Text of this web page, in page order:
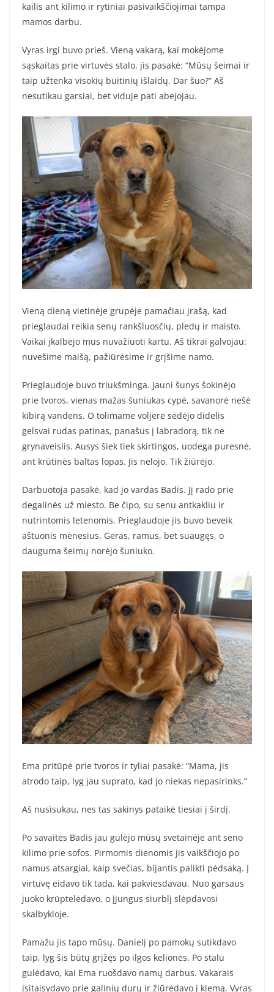
kailis ant kilimo ir rytiniai pasivaikščiojimai tampa
mamos darbu.
Vyras irgi buvo prieš. Vieną vakarą, kai mokėjome
sąskaitas prie virtuvės stalo, jis pasakė: “Mūsų šeimai ir
taip užtenka visokių buitinių išlaidų. Dar šuo?” Aš
nesutikau garsiai, bet viduje pati abejojau.
Vieną dieną vietinėje grupėje pamačiau įrašą, kad
prieglaudai reikia senų rankšluosčių, pledų ir maisto.
Vaikai įkalbėjo mus nuvažiuoti kartu. Aš tikrai galvojau:
nuvešime maišą, pažiūrėsime ir grįšime namo.
Prieglaudoje buvo triukšminga. Jauni šunys šokinėjo
prie tvoros, vienas mažas šuniukas cypė, savanorė nešė
kibirą vandens. O tolimame voljere sėdėjo didelis
gelsvai rudas patinas, panašus į labradorą, tik ne
grynaveislis. Ausys šiek tiek skirtingos, uodega puresnė,
ant krūtinės baltas lopas. Jis nelojo. Tik žiūrėjo.
Darbuotoja pasakė, kad jo vardas Badis. Jį rado prie
degalinės už miesto. Be čipo, su senu antkakliu ir
nutrintomis letenomis. Prieglaudoje jis buvo beveik
aštuonis mėnesius. Geras, ramus, bet suaugęs, o
dauguma šeimų norėjo šuniuko.
Ema pritūpė prie tvoros ir tyliai pasakė: “Mama, jis
atrodo taip, lyg jau suprato, kad jo niekas nepasirinks.”
Aš nusisukau, nes tas sakinys pataikė tiesiai į širdį.
Po savaitės Badis jau gulėjo mūsų svetainėje ant seno
kilimo prie sofos. Pirmomis dienomis jis vaikščiojo po
namus atsargiai, kaip svečias, bijantis palikti pėdsaką. Į
virtuvę eidavo tik tada, kai pakviesdavau. Nuo garsaus
juoko krūptelėdavo, o įjungus siurblį slėpdavosi
skalbykloje.
Pamažu jis tapo mūsų. Danielį po pamokų sutikdavo
taip, lyg šis būtų grįžęs po ilgos kelionės. Po stalu
gulėdavo, kai Ema ruošdavo namų darbus. Vakarais
įsitaisydavo prie galinių durų ir žiūrėdavo į kiemą. Vyras